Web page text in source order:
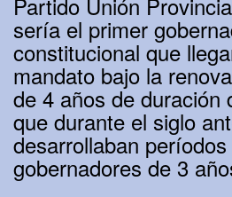
sería el primer
constitucional que
mandato bajo la
de 4 años de duración
que durante el siglo
desarrollaban
gobernadores de 3